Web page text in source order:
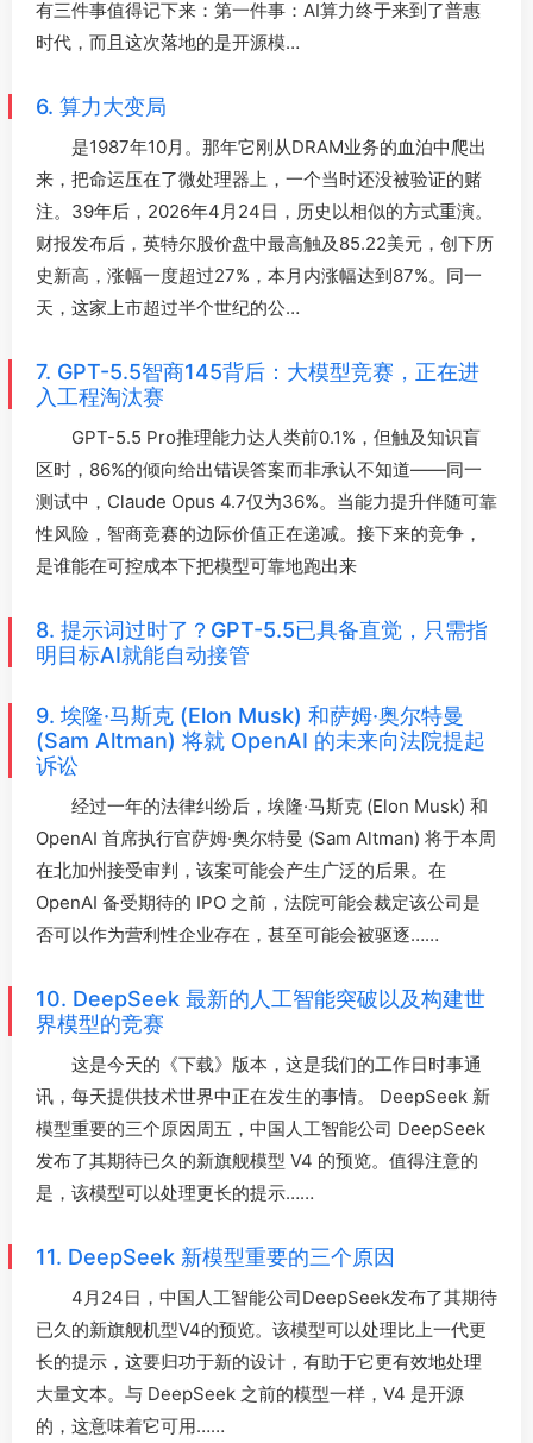
有三件事值得记下来：第一件事：AI算力终于来到了普惠
时代，而且这次落地的是开源模…
6. 算力大变局
是1987年10月。那年它刚从DRAM业务的血泊中爬出
来，把命运压在了微处理器上，一个当时还没被验证的赌
注。39年后，2026年4月24日，历史以相似的方式重演。
财报发布后，英特尔股价盘中最高触及85.22美元，创下历
史新高，涨幅一度超过27%，本月内涨幅达到87%。同一
天，这家上市超过半个世纪的公…
7. GPT-5.5智商145背后：大模型竞赛，正在进
入工程淘汰赛
GPT-5.5 Pro推理能力达人类前0.1%，但触及知识盲
区时，86%的倾向给出错误答案而非承认不知道——同一
测试中，Claude Opus 4.7仅为36%。当能力提升伴随可靠
性风险，智商竞赛的边际价值正在递减。接下来的竞争，
是谁能在可控成本下把模型可靠地跑出来
8. 提示词过时了？GPT-5.5已具备直觉，只需指
明目标AI就能自动接管
9. 埃隆·马斯克 (Elon Musk) 和萨姆·奥尔特曼
(Sam Altman) 将就 OpenAI 的未来向法院提起
诉讼
经过一年的法律纠纷后，埃隆·马斯克 (Elon Musk) 和
OpenAI 首席执行官萨姆·奥尔特曼 (Sam Altman) 将于本周
在北加州接受审判，该案可能会产生广泛的后果。在
OpenAI 备受期待的 IPO 之前，法院可能会裁定该公司是
否可以作为营利性企业存在，甚至可能会被驱逐……
10. DeepSeek 最新的人工智能突破以及构建世
界模型的竞赛
这是今天的《下载》版本，这是我们的工作日时事通
讯，每天提供技术世界中正在发生的事情。 DeepSeek 新
模型重要的三个原因周五，中国人工智能公司 DeepSeek
发布了其期待已久的新旗舰模型 V4 的预览。值得注意的
是，该模型可以处理更长的提示……
11. DeepSeek 新模型重要的三个原因
4月24日，中国人工智能公司DeepSeek发布了其期待
已久的新旗舰机型V4的预览。该模型可以处理比上一代更
长的提示，这要归功于新的设计，有助于它更有效地处理
大量文本。与 DeepSeek 之前的模型一样，V4 是开源
的，这意味着它可用……